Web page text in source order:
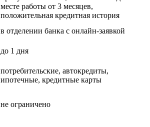
месте работы от 3 месяцев,
положительная кредитная история
в отделении банка с онлайн-заявкой
до 1 дня
потребительские, автокредиты,
ипотечные, кредитные карты
не ограничено